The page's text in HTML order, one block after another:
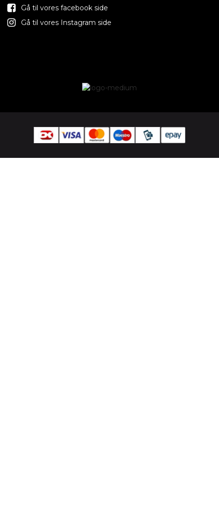
Gå til vores facebook side
Gå til vores Instagram side